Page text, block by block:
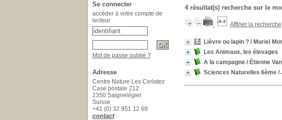
4 résultat(s) recherche sur le
Affiner la recherche
Lièvre ou lapin ?/ Muriel
Les Animaux, les élevages
A la campagne/ Étienne
Sciences Naturelles 6ème/
Se connecter
accéder à votre compte de
lecteur
Mot de passe oublié ?
Adresse
Centre Nature Les Cerlatez
Case postale 212
2350 Saignelégier
Suisse
+41 (0) 32 951 12 69
contact